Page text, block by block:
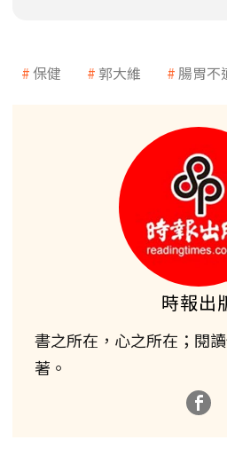
保健 郭大維 腸胃不
時報出
書之所在，心之所在；閱
著。